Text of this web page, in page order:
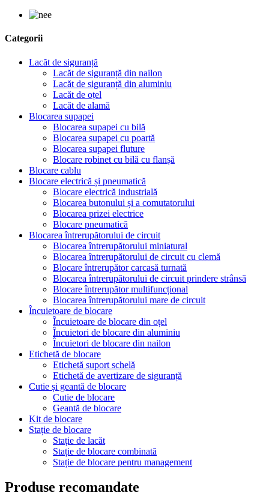
Categorii
Lacăt de siguranță
Lacăt de siguranță din nailon
Lacăt de siguranță din aluminiu
Lacăt de oțel
Lacăt de alamă
Blocarea supapei
Blocarea supapei cu bilă
Blocarea supapei cu poartă
Blocarea supapei fluture
Blocare robinet cu bilă cu flanșă
Blocare cablu
Blocare electrică și pneumatică
Blocare electrică industrială
Blocarea butonului și a comutatorului
Blocarea prizei electrice
Blocare pneumatică
Blocarea întrerupătorului de circuit
Blocarea întrerupătorului miniatural
Blocarea întrerupătorului de circuit cu clemă
Blocare întrerupător carcasă turnată
Blocarea întrerupătorului de circuit prindere strânsă
Blocare întrerupător multifuncțional
Blocarea întrerupătorului mare de circuit
Încuietoare de blocare
Încuietoare de blocare din oțel
Încuietori de blocare din aluminiu
Încuietori de blocare din nailon
Etichetă de blocare
Etichetă suport schelă
Etichetă de avertizare de siguranță
Cutie și geantă de blocare
Cutie de blocare
Geantă de blocare
Kit de blocare
Stație de blocare
Stație de lacăt
Stație de blocare combinată
Stație de blocare pentru management
Produse recomandate